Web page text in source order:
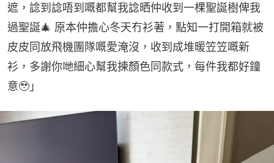
遮，諗到諗唔到嘅都幫我諗晒仲收到一棵聖誕樹俾我
過聖誕🎄 原本仲擔心冬天冇衫著，點知一打開箱就被
皮皮同放飛機團隊嘅愛淹沒，收到成堆暖笠笠嘅新
衫，多謝你哋細心幫我揀顏色同款式，每件我都好鐘
意🥹」